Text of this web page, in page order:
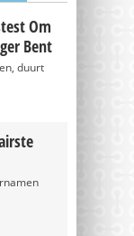
Om
Bent
duurt